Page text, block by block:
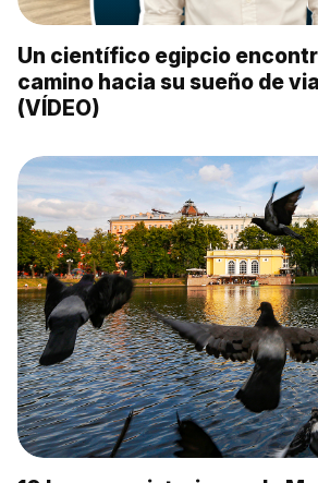
Un científico egipcio
camino hacia su sueño de
(VÍDEO)